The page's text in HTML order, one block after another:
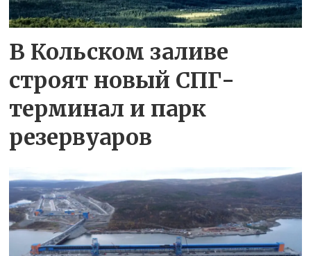
В Кольском заливе
строят новый СПГ-
терминал и парк
резервуаров